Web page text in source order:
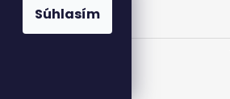
Súhlasím